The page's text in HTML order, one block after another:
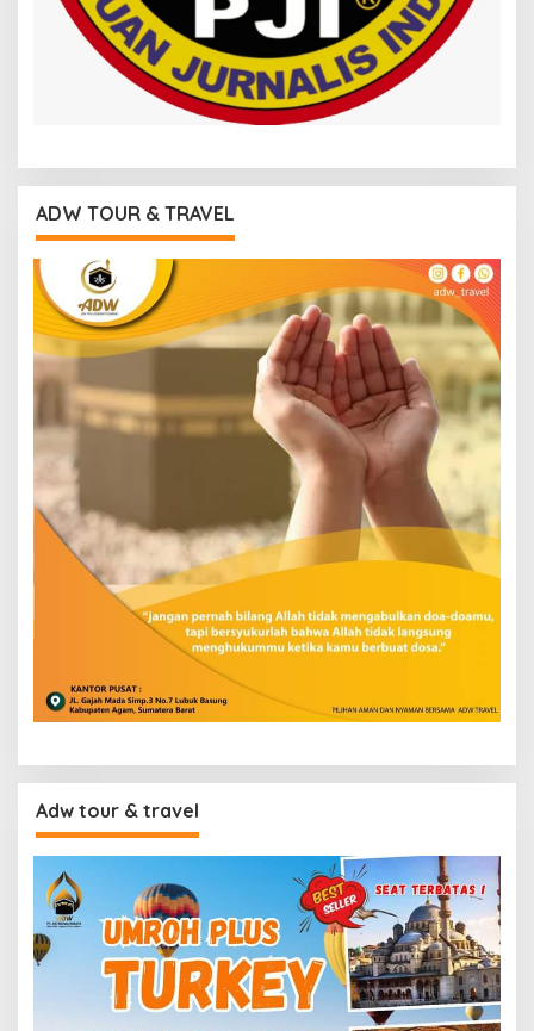
ADW TOUR & TRAVEL
Adw tour & travel